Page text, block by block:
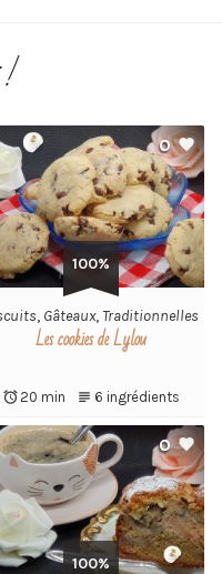
!
100%
0
, Gâteaux,Traditionnelles
Les cookies de Lylou
20 min 6 ingrédients
100%
0